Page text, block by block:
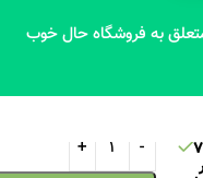
به فروشگاه حال خوب